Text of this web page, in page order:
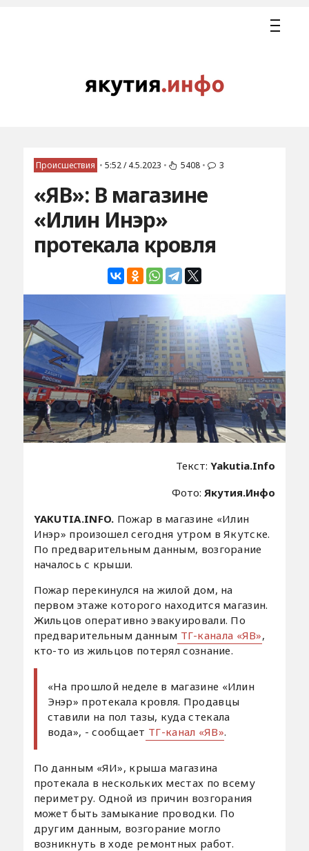
Происшествия • 5:52 / 4.5.2023 • 5408 • 3
«ЯВ»: В магазине
«Илин Инэр»
протекала кровля
Текст:Yakutia.Info
Фото: Якутия.Инфо
YAKUTIA.INFO. Пожар в магазине «Илин
Инэр» произошел сегодня утром в Якутске.
По предварительным данным, возгорание
началось с крыши.
Пожар перекинулся на жилой дом, на
первом этаже которого находится магазин.
Жильцов оперативно эвакуировали. По
предварительным данным ТГ-канала «ЯВ»,
кто-то из жильцов потерял сознание.
«На прошлой неделе в магазине «Илин
Энэр» протекала кровля. Продавцы
ставили на пол тазы, куда стекала
вода», - сообщает ТГ-канал «ЯВ».
По данным «ЯИ», крыша магазина
протекала в нескольких местах по всему
периметру. Одной из причин возгорания
может быть замыкание проводки. По
другим данным, возгорание могло
возникнуть в ходе ремонтных работ.